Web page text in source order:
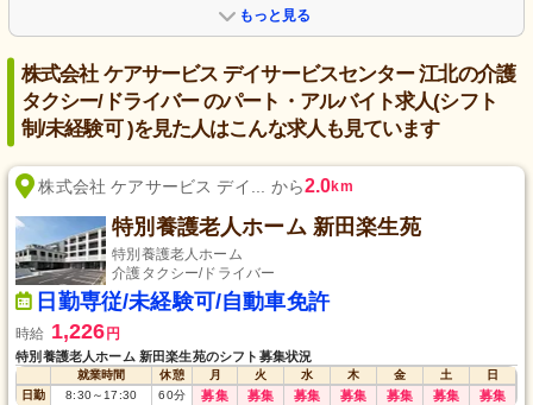
もっと見る
株式会社 ケアサービス デイサービスセンター 江北の介護
タクシー/ドライバー のパート・アルバイト求人(シフト
制/未経験可 )を見た人はこんな求人も見ています
株式会社 ケアサービス デイ... から2.0km
特別養護老人ホーム 新田楽生苑
特別養護老人ホーム
介護タクシー/ドライバー
日勤専従/未経験可/自動車免許
時給 1,226 円
特別養護老人ホーム 新田楽生苑のシフト募集状況
就業時間 休憩 月 火 水 木 金 土
日
日勤
8:30～17:30 60分 募集 募集 募集 募集 募集 募集 募集